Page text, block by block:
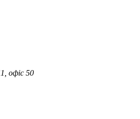
офіс 50